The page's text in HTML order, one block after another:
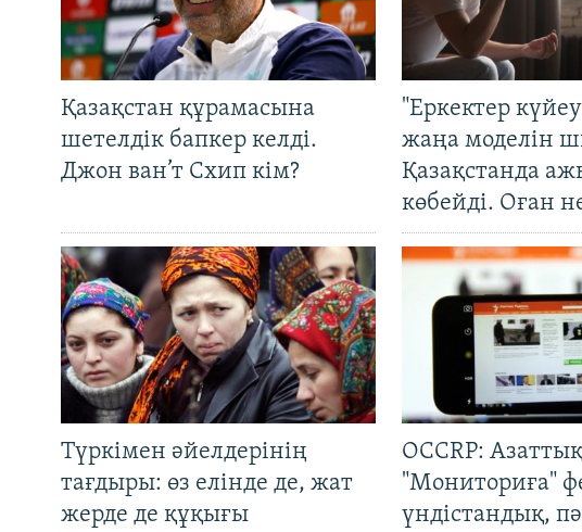
Қазақстан құрамасына
шетелдік бапкер келді.
Джон ван’т Схип кім?
"Еркектер
жаңа моделін
Қазақстанда
көбейді. Оған
Түркімен әйелдерінің
тағдыры: өз елінде де, жат
жерде де құқығы
OCCRP:
"Мониториға"
үндістандық,